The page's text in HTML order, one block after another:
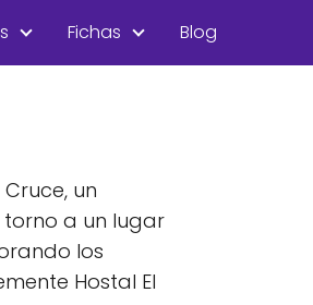
Fichas Blog
un
a un lugar
los
Hostal El